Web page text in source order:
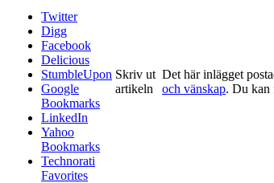
Twitter
Digg
Facebook
Delicious
StumbleUpon
Google
Bookmarks
LinkedIn
Yahoo
Bookmarks
Technorati
Favorites
Skriv ut
artikeln
Det här inlägget
och vänskap. Du kan